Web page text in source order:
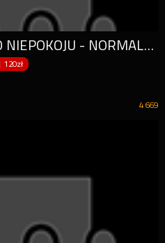
KABARET MORALNEGO NIEPOKOJU - NORMALNE TO TO NIE JEST
|120zł
4 669